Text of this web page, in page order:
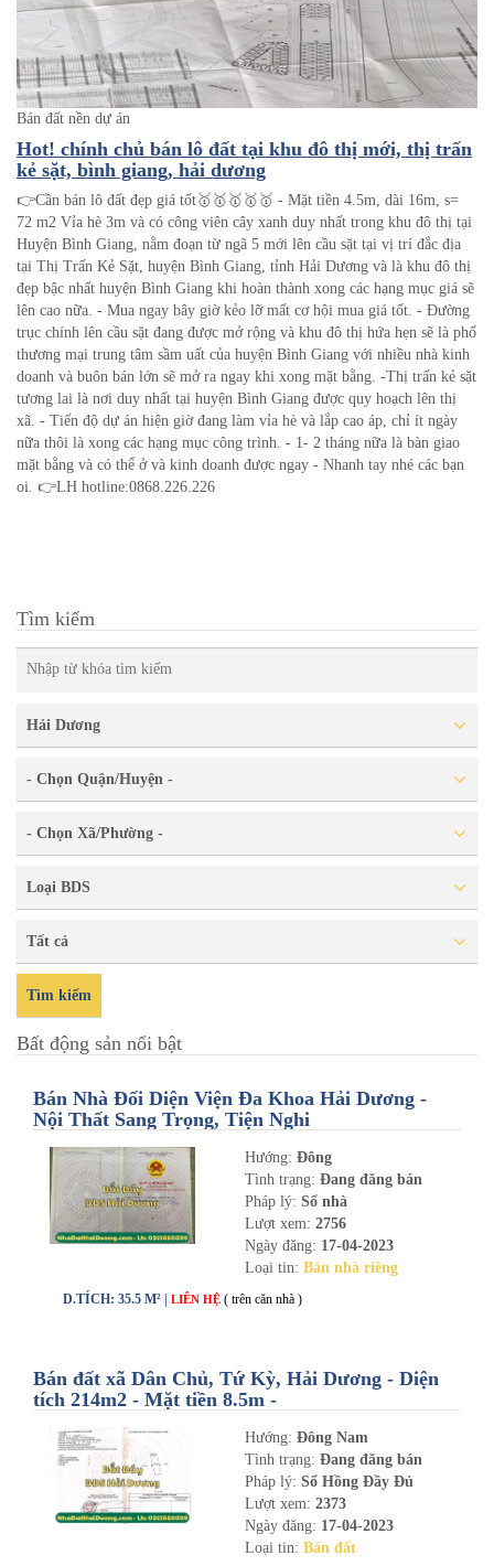
Bán đất nền dự án
Hot! chính chủ bán lô đất tại khu đô thị mới, thị trấn
kẻ sặt, bình giang, hải dương
👉Cần bán lô đất đẹp giá tốt🥇🥇🥇🥇🥇 - Mặt tiền 4.5m, dài 16m, s=
72 m2 Vỉa hè 3m và có công viên cây xanh duy nhất trong khu đô thị tại
Huyện Bình Giang, nằm đoạn từ ngã 5 mới lên cầu sặt tại vị trí đắc địa
tại Thị Trấn Kẻ Sặt, huyện Bình Giang, tỉnh Hải Dương và là khu đô thị
đẹp bậc nhất huyện Bình Giang khi hoàn thành xong các hạng mục giá sẽ
lên cao nữa. - Mua ngay bây giờ kẻo lỡ mất cơ hội mua giá tốt. - Đường
trục chính lên cầu sặt đang được mở rộng và khu đô thị hứa hẹn sẽ là phố
thương mại trung tâm sầm uất của huyện Bình Giang với nhiều nhà kinh
doanh và buôn bán lớn sẽ mở ra ngay khi xong mặt bằng. -Thị trấn kẻ sặt
tương lai là nơi duy nhất tại huyện Bình Giang được quy hoạch lên thị
xã. - Tiến độ dự án hiện giờ đang làm vỉa hè và lắp cao áp, chỉ ít ngày
nữa thôi là xong các hạng mục công trình. - 1- 2 tháng nữa là bàn giao
mặt bằng và có thể ở và kinh doanh được ngay - Nhanh tay nhé các bạn
oi. 👉LH hotline:0868.226.226
Tìm kiếm
Hải Dương
- Chọn Quận/Huyện -
- Chọn Xã/Phường -
Loại BDS
Tất cả
Tìm kiếm
Bất động sản nổi bật
Bán Nhà Đối Diện Viện Đa Khoa Hải Dương -
Nội Thất Sang Trọng, Tiện Nghi
Hướng: Đông
Tình trạng: Đang đăng bán
Pháp lý: Sổ nhà
Lượt xem: 2756
Ngày đăng: 17-04-2023
Loại tin: Bán nhà riêng
D.TÍCH: 35.5 M² | LIÊN HỆ ( trên căn nhà )
Bán đất xã Dân Chủ, Tứ Kỳ, Hải Dương - Diện
tích 214m2 - Mặt tiền 8.5m -
Hướng: Đông Nam
Tình trạng: Đang đăng bán
Pháp lý: Sổ Hồng Đầy Đủ
Lượt xem: 2373
Ngày đăng: 17-04-2023
Loại tin: Bán đất